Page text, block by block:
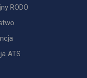
RODO
ATS